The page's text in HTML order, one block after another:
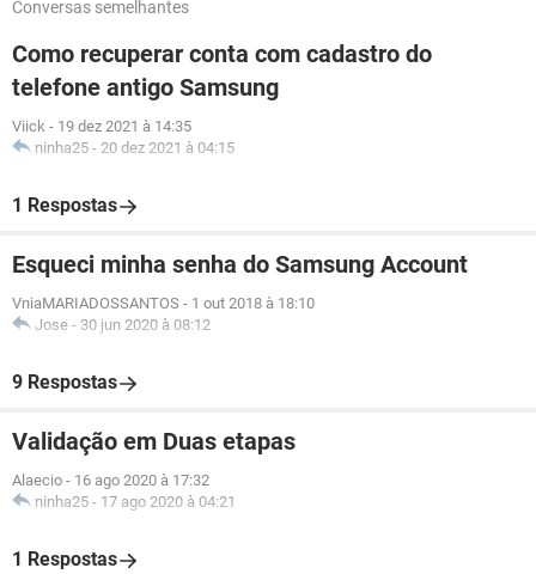
Conversas semelhantes
Como recuperar conta com cadastro do
telefone antigo Samsung
Viick - 19 dez 2021 à 14:35
ninha25 - 20 dez 2021 à 04:15
1 Respostas
Esqueci minha senha do Samsung Account
VniaMARIADOSSANTOS - 1 out 2018 à 18:10
Jose - 30 jun 2020 à 08:12
9 Respostas
Validação em Duas etapas
Alaecio - 16 ago 2020 à 17:32
ninha25 - 17 ago 2020 à 04:21
1 Respostas